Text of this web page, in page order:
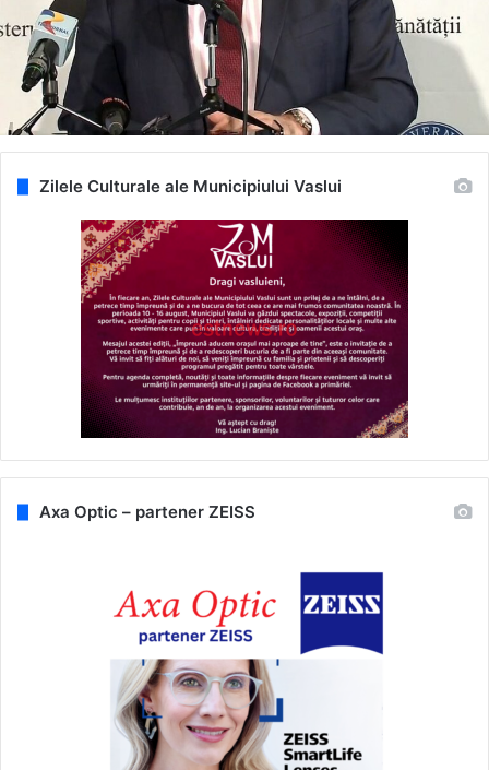
Zilele Culturale ale Municipiului Vaslui
Axa Optic – partener ZEISS